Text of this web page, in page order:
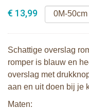
€ 13,99
Schattige overslag
romper is blauw en
overslag met
aan en uit doen bij je
Maten: